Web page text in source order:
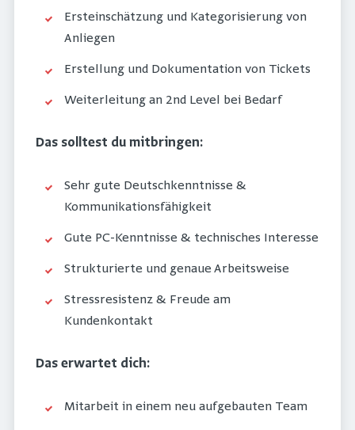
Ersteinschätzung und Kategorisierung von
Anliegen
Erstellung und Dokumentation von Tickets
Weiterleitung an 2nd Level bei Bedarf
Das solltest du mitbringen:
Sehr gute Deutschkenntnisse &
Kommunikationsfähigkeit
Gute PC-Kenntnisse & technisches Interesse
Strukturierte und genaue Arbeitsweise
Stressresistenz & Freude am
Kundenkontakt
Das erwartet dich:
Mitarbeit in einem neu aufgebauten Team